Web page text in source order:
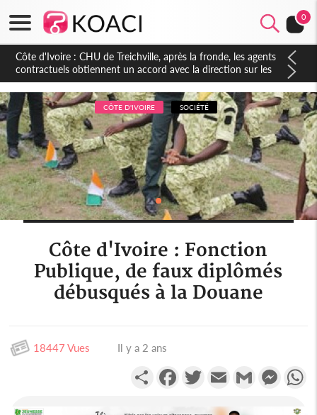
0
Côte d'Ivoire : CHU de Treichville, après la fronde, les agents
contractuels obtiennent un accord avec la direction sur les
arriérés du SMIG 2023
CÔTE D'IVOIRE SOCIÉTÉ
Côte d'Ivoire : Fonction
Publique, de faux diplômés
débusqués à la Douane
18447 Vues Il y a 2 ans
PartagerFacebookTwitterEmail Gmail